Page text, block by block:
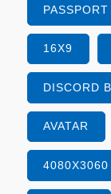
16X9
DISCORD
AVATAR
4080X3060